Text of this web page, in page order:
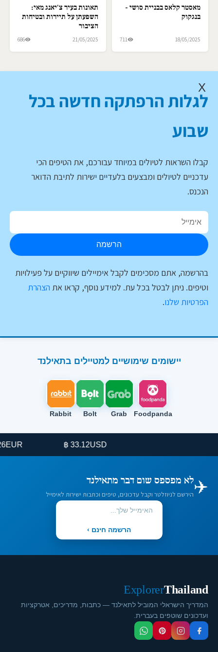
מאסטר קלאס בבניית סושי -
בנגקוק
18/05/2025
711
תאונות בעיר צ'יאנג מאי:
השפעתן על תיירות ובטיחות
הציבור
21/05/2025
686
X
לגלות הרפתקה חדשה בכל
שבוע
קבלו השראות לטיולים במיוחד עבורכם, את הטיפים הכי
עדכניים לטיולים ומבצעים בלעדיים ישירות לתיבת הדואר
הנכנס.
הרשמה
בהרשמה, אתם מסכימים לקבל אימיילים שיווקיים על פעילויות
וטיפים. ניתן לבטל בכל עת. למידע נוסף, קראו את הצהרת
הפרטיות שלנו.
יישומים שימושיים למטיילים בתאילנד
Foodpanda
Grab
Bolt
Rabbit
USD
33.12 ฿
✈️לא מפספס שום דבר מתאילנד
הירשם לניוזלטר וקבל עדכונים, טיפים וכתבות ישירות לאימייל
הרשמה חינם ›
Thailand
Explorer
המדריך הישראלי המוביל לתאילנד — כתבות, מדריכים, אטרקציות
ועדכונים שוטפים בעברית.